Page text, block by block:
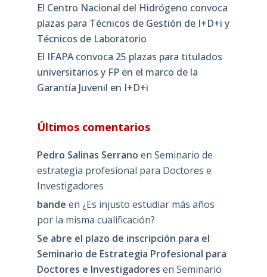
El Centro Nacional del Hidrógeno convoca
plazas para Técnicos de Gestión de I+D+i y
Técnicos de Laboratorio
El IFAPA convoca 25 plazas para titulados
universitarios y FP en el marco de la
Garantía Juvenil en I+D+i
Últimos comentarios
Pedro Salinas Serrano en Seminario de
estrategia profesional para Doctores e
Investigadores
bande en ¿Es injusto estudiar más años
por la misma cualificación?
Se abre el plazo de inscripción para el
Seminario de Estrategia Profesional para
Doctores e Investigadores en Seminario